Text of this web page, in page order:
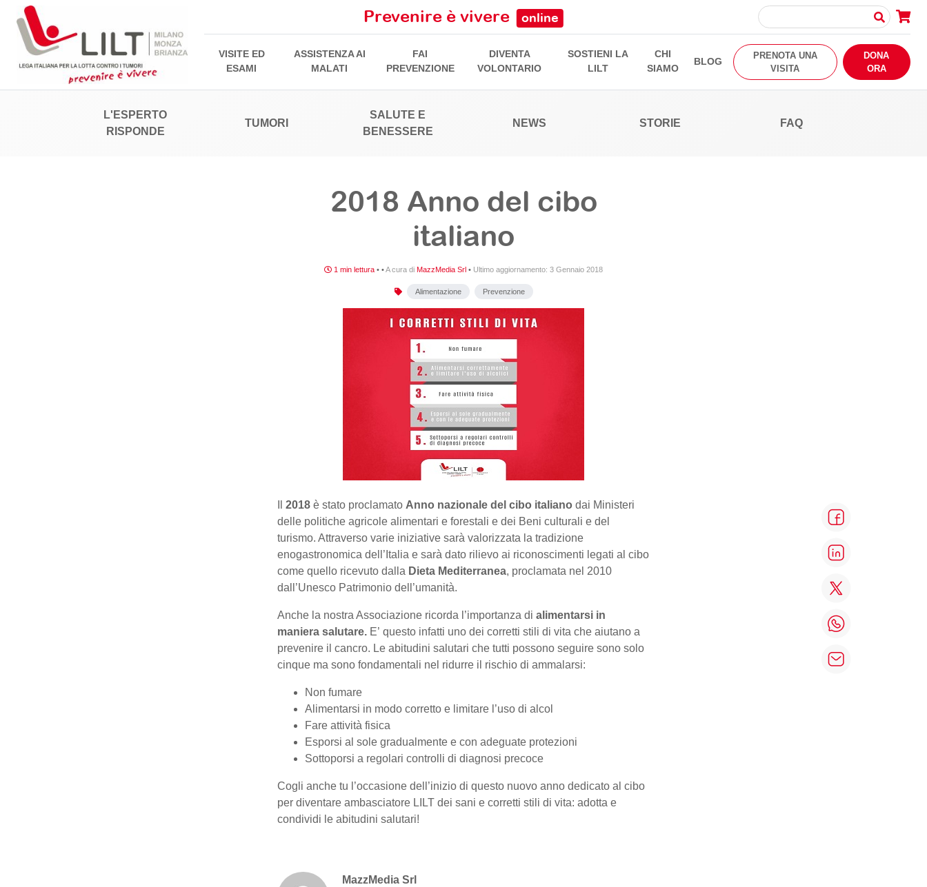
Prevenire è vivere online
VISITE ED
ESAMI
ASSISTENZA AI
MALATI
FAI
PREVENZIONE
DIVENTA
VOLONTARIO
SOSTIENI LA
LILT
CHI
SIAMO
BLOG
PRENOTA UNA
VISITA
DONA
ORA
L'ESPERTO
RISPONDE
TUMORI
SALUTE E
BENESSERE
NEWS STORIE FAQ
2018 Anno del cibo
italiano
1 min lettura • •A cura di MazzMedia Srl • Ultimo aggiornamento: 3 Gennaio 2018
Alimentazione Prevenzione
2018 è stato proclamato Anno nazionale del cibo italiano dai Ministeri
delle politiche agricole alimentari e forestali e dei Beni culturali e del
turismo. Attraverso varie iniziative sarà valorizzata la tradizione
enogastronomica dell’Italia e sarà dato rilievo ai riconoscimenti legati al cibo
come quello ricevuto dalla Dieta Mediterranea, proclamata nel 2010
dall’Unesco Patrimonio dell’umanità.
Anche la nostra Associazione ricorda l’importanza di alimentarsi in
maniera salutare. E’ questo infatti uno dei corretti stili di vita che aiutano a
prevenire il cancro. Le abitudini salutari che tutti possono seguire sono solo
cinque ma sono fondamentali nel ridurre il rischio di ammalarsi:
Non fumare
Alimentarsi in modo corretto e limitare l’uso di alcol
Fare attività fisica
Esporsi al sole gradualmente e con adeguate protezioni
Sottoporsi a regolari controlli di diagnosi precoce
Cogli anche tu l’occasione dell’inizio di questo nuovo anno dedicato al cibo
per diventare ambasciatore LILT dei sani e corretti stili di vita: adotta e
condividi le abitudini salutari!
MazzMedia Srl